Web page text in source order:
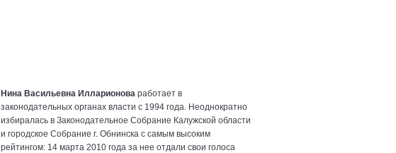
Нина Васильевна Илларионова работает в
законодательных органах власти с 1994 года. Неоднократно
избиралась в Законодательное Собрание Калужской области
и городское Собрание г. Обнинска с самым высоким
рейтингом: 14 марта 2010 года за нее отдали свои голоса